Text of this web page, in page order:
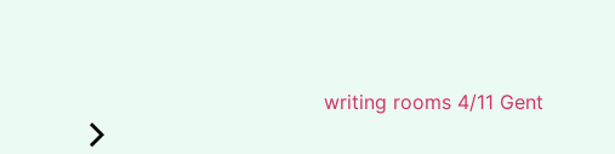
writing rooms 4/11 Gent